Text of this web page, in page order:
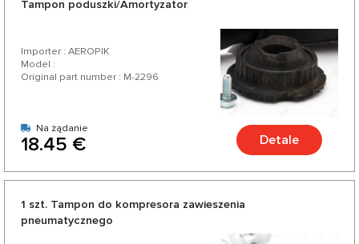
producentów. Ciesz się doskonałym stosunkiem jakości do
ceny, szeroką gamą i różnorodnością ponad 200 produktów
Tampon poduszki/Amortyzator
Importer : AEROPIK
Model :
Original part number : M-2296
Na żądanie
18.45 € Detale
1 szt. Tampon do kompresora zawieszenia
pneumatycznego